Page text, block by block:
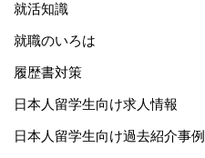
就活知識
就職のいろは
履歴書対策
日本人留学生向け求人情報
日本人留学生向け過去紹介事例